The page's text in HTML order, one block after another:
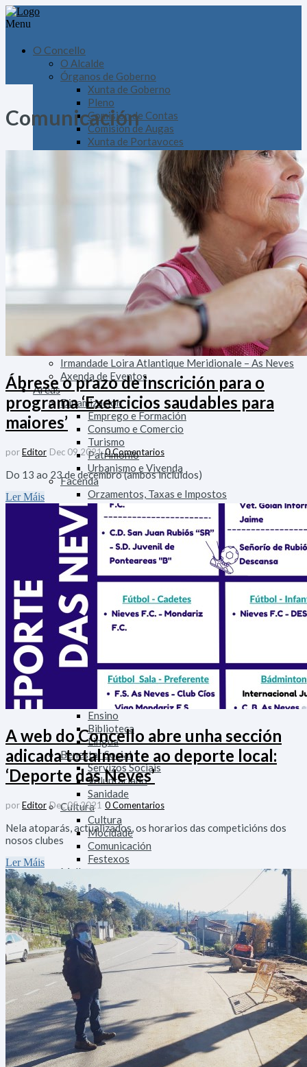
Menu
O Concello
O Alcalde
Órganos de Goberno
Xunta de Goberno
Pleno
Comisión de Contas
Comisión de Augas
Xunta de Portavoces
CEMAN
Consello Turístico
Dinamización económica, comercial, laboral e
Obras, Auga e Facenda
Servizos Públicos, Medio, Innovación
tecnolóxica e Deportes
Ensino e Benestar Social
Cultura, Mocidade e Comunicación
Seguridade e igualdade
Edificios Administrativos
Concello
Centro Social
Correos
Imaxe Corporativa
Irmandade Loira Atlantique Meridionale – As Neves
Axenda de Eventos
Áreas
Dinamización
Emprego e Formación
Consumo e Comercio
Turismo
Patrimonio
Urbanismo e Vivenda
Facenda
Orzamentos, Taxas e Impostos
Fomento
Alumeado Público
Augas
Saneamento
Vías e Obras
Servizos
Persoal
Parque Móbil
Innovación Tecnolóxica
Deportes
Medio
Medio Rural
Medio Urbano
Tráfico
Ensino
Biblioteca
Lingua
Benestar Social
Servizos Sociais
Voluntariado
Sanidade
Cultura
Cultura
Mocidade
Comunicación
Festexos
Muller
Seguridade
Policía Local
Participa
Diríxete ao Concello
Escoitámoste
Interésache
Bandos
Comunicación
Ábrese o prazo de inscrición para o
programa ‘Exercicios saudables para
maiores’
porEditor Dec 09 2021 0 Comentarios
Do 13 ao 23 de decembro (ambos incluidos)
Ler Máis
A web do Concello abre unha sección
adicada totalmente ao deporte local:
‘Deporte das Neves’
porEditor Dec 05 2021 0 Comentarios
Nela atoparás, actualizados, os horarios das competicións dos
nosos clubes
Ler Máis